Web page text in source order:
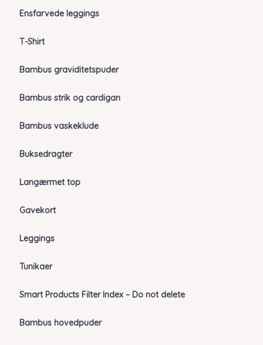
Ensfarvede leggings
T-Shirt
Bambus graviditetspuder
Bambus strik og cardigan
Bambus vaskeklude
Buksedragter
Langærmet top
Gavekort
Leggings
Tunikaer
Smart Products Filter Index – Do not delete
Bambus hovedpuder